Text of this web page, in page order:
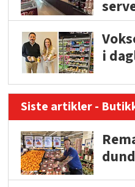
i
Siste artikler -